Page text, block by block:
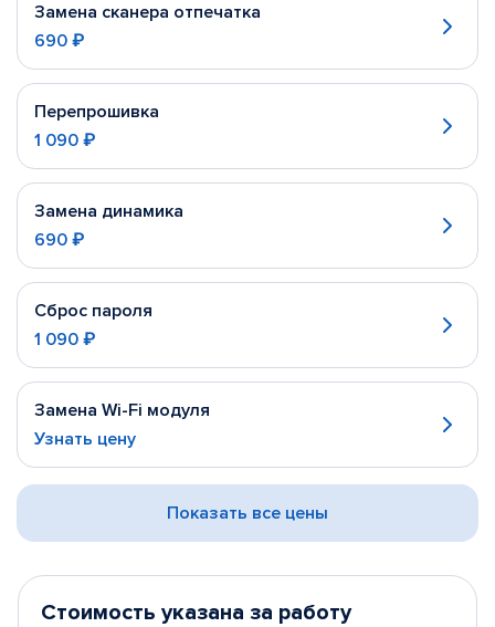
Замена сканера отпечатка
690 ₽
Перепрошивка
1 090 ₽
Замена динамика
690 ₽
Сброс пароля
1 090 ₽
Замена Wi-Fi модуля
Узнать цену
Показать все цены
Стоимость указана за работу